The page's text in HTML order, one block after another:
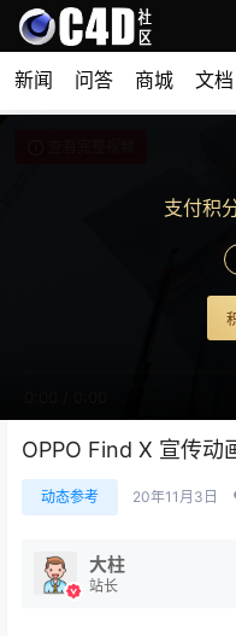
新闻 问答 商城 文档
支付积
OPPO Find X 宣传动
动态参考 20年11月3日
大柱
站长